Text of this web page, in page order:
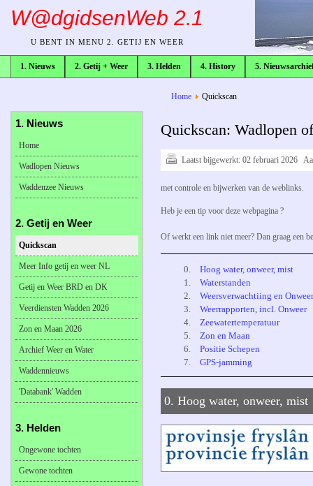
W@dgidsenWeb 2.1
U BENT IN MENU 2. GETIJ EN WEER
1. Nieuws 2. Getij + Weer 3. Helden 4. History 5.
broodkruimelpad
Home Quickscan
Quickscan: Wadlopen
Laatst bijgewerkt: 02 februari 2026
met controle en bijwerken van de weblinks.
Heb je een tip voor deze webpagina ?
Of werkt een link niet meer? Dan graag een
0.
1.
2.
3.
4.
5.
6.
7.
Hoog water, onweer, mist
Waterstanden
Weersverwachtiing en
Weerrapporten, incl. Onweer
Zeewatertemperatuur
Zon en Maan
Positie Schepen
GPS-jamming
0. Hoog water, onweer, mist
1. Nieuws
Home
Wadlopen Nieuws
Waddenzee Nieuws
2. Getij en Weer
Quickscan
Meer Info getij en weer NL
Getij en Weer BRD en DK
Veerdiensten Wadden 2026
Zon en Maan 2026
Archief Weer en Water
Waddennieuws
'Databank' Wadden
3. Helden
Ongewone tochten
Gewone tochten